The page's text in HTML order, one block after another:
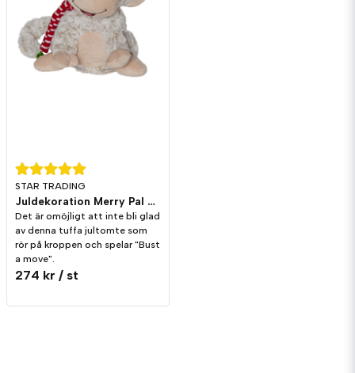
STAR TRADING
Juldekoration Merry Pal Apa Melodi/Rörelse
Det är omöjligt att inte bli glad
av denna tuffa jultomte som
rör på kroppen och spelar "Bust
a move".
274 kr / st